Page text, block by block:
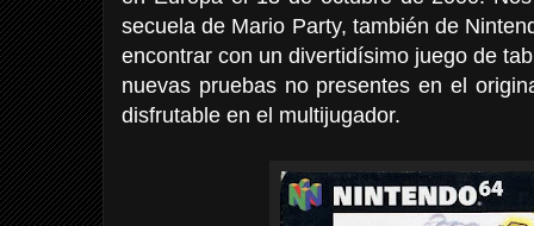
secuela de Mario Party, también de
encontrar con un divertidísimo juego de
nuevas pruebas no presentes en el
disfrutable en el multijugador.